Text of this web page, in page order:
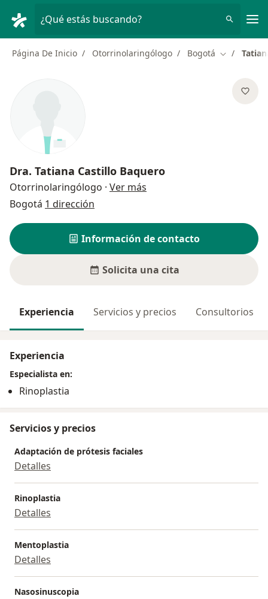
¿Qué estás buscando?
Página De Inicio Otorrinolaringólogo Bogotá Cambiar
Dra. Tatiana Castillo Baquero
Otorrinolaringólogo · Ver más
Bogotá 1 dirección
Información de contacto
Solicita una cita
Experiencia Servicios y precios Consultorios
Experiencia
Especialista en:
Rinoplastia
Servicios y precios
Adaptación de prótesis faciales
Detalles
Rinoplastia
Detalles
Mentoplastia
Detalles
Nasosinuscopia